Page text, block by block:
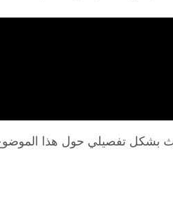
بشكل تفصيلي حول هذا